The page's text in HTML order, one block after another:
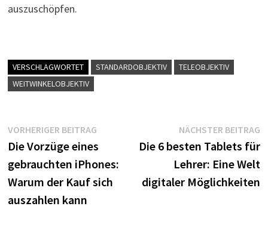
auszuschöpfen.
VERSCHLAGWORTET STANDARDOBJEKTIV
TELEOBJEKTIV
WEITWINKELOBJEKTIV
Beitragsnavigation
VORHERIGER BEITRAGVorheriger
Beitrag:
Die Vorzüge eines
gebrauchten iPhones:
Warum der Kauf sich
auszahlen kann
NÄCHSTER BEITRAG
Die 6 besten Tablets für
Lehrer: Eine Welt
digitaler Möglichkeiten